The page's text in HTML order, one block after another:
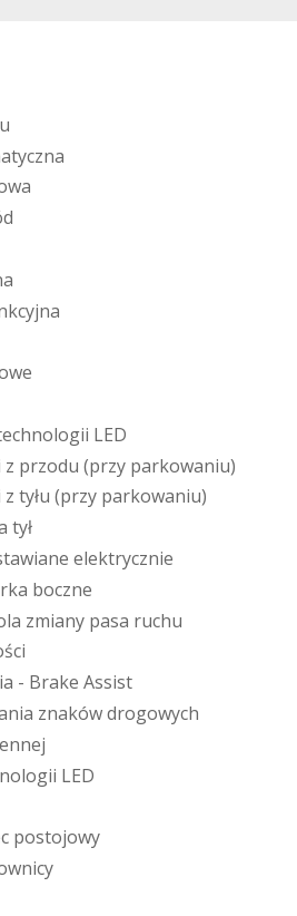
u
atyczna
wa
d
a
kcyjna
we
echnologii LED
z przodu (przy parkowaniu)
z tyłu (przy parkowaniu)
tył
tawiane elektrycznie
rka boczne
la zmiany pasa ruchu
ści
ia - Brake Assist
nia znakówdrogowych
ennej
nologii LED
c postojowy
wnicy